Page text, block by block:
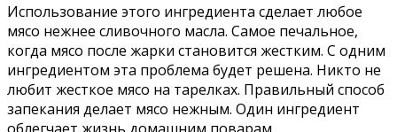
Использование этого ингредиента сделает любое
мясо нежнее сливочного масла. Самое печальное,
когда мясо после жарки становится жестким. С одним
ингредиентом эта проблема будет решена. Никто не
любит жесткое мясо на тарелках. Правильный способ
запекания делает мясо нежным. Один ингредиент